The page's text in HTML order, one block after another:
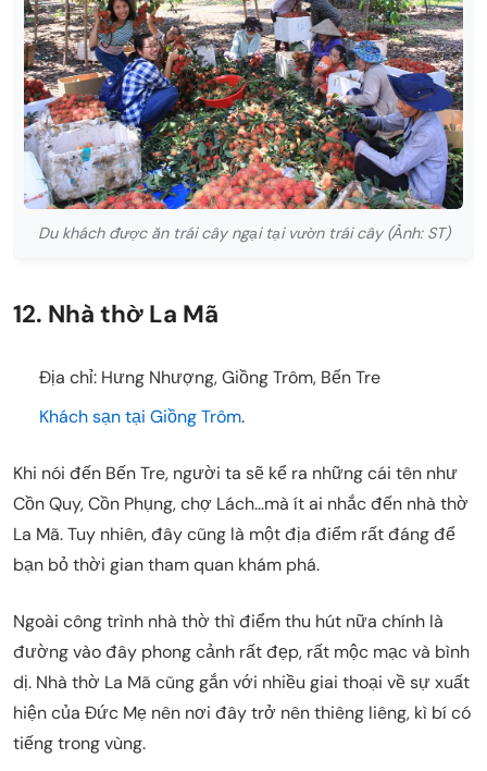
Du khách được ăn trái cây ngại tại vườn trái cây (Ảnh: ST)
12. Nhà thờ La Mã
Địa chỉ: Hưng Nhượng, Giồng Trôm, Bến Tre
Khách sạn tại Giồng Trôm.
Khi nói đến Bến Tre, người ta sẽ kể ra những cái tên như
Cồn Quy, Cồn Phụng, chợ Lách…mà ít ai nhắc đến nhà thờ
La Mã. Tuy nhiên, đây cũng là một địa điểm rất đáng để
bạn bỏ thời gian tham quan khám phá.
Ngoài công trình nhà thờ thì điểm thu hút nữa chính là
đường vào đây phong cảnh rất đẹp, rất mộc mạc và bình
dị. Nhà thờ La Mã cũng gắn với nhiều giai thoại về sự xuất
hiện của Đức Mẹ nên nơi đây trở nên thiêng liêng, kì bí có
tiếng trong vùng.